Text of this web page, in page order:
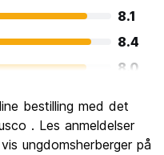
8.1
8.4
8.0
9.5
8.0
bestilling med det
. Les anmeldelser
ungdomsherberger på